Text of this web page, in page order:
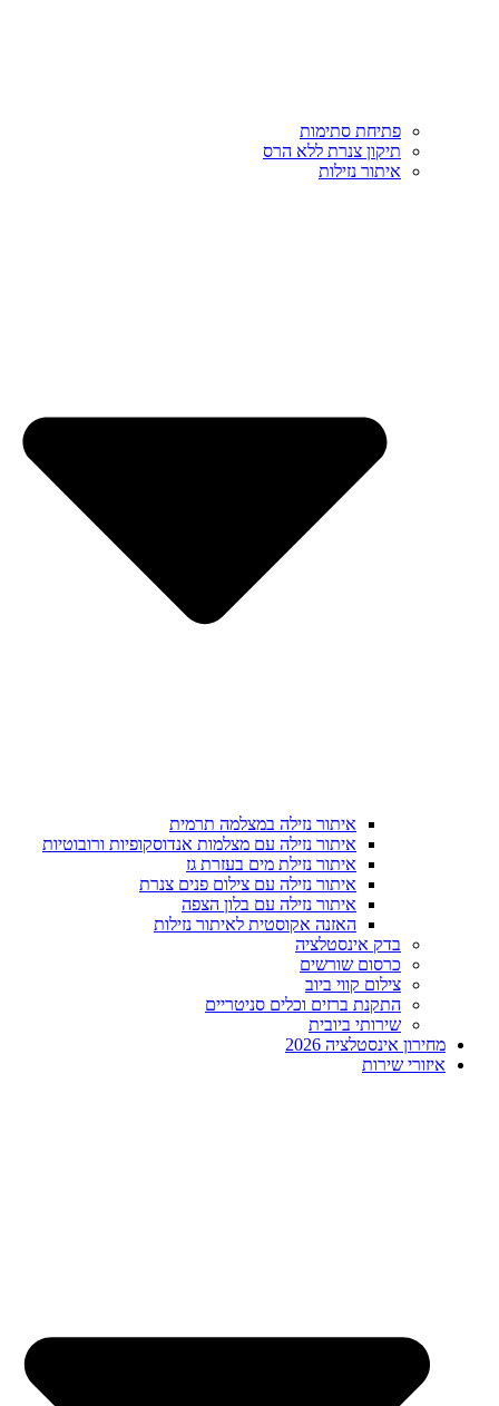
פתיחת סתימות
תיקון צנרת ללא הרס
איתור נזילות
איתור נזילה במצלמה תרמית
איתור נזילה עם מצלמות אנדוסקופיות ורובוטיות
איתור נזילת מים בעזרת גז
איתור נזילה עם צילום פנים צנרת
איתור נזילה עם בלון הצפה
האזנה אקוסטית לאיתור נזילות
בדק אינסטלציה
כרסום שורשים
צילום קווי ביוב
התקנת ברזים וכלים סניטריים
שירותי ביובית
מחירון אינסטלציה 2026
איזורי שירות